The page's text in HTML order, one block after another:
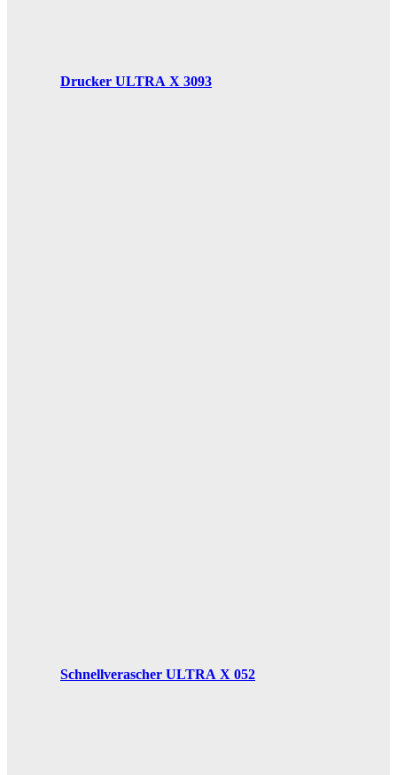
Drucker ULTRA X 3093
Schnellverascher ULTRA X 052